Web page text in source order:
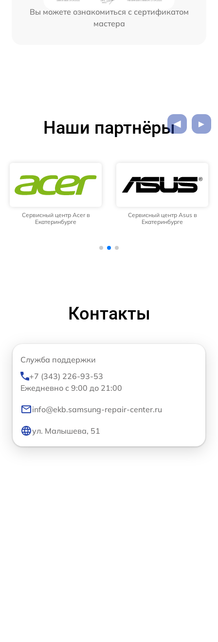
Вы можете ознакомиться с сертификатом
мастера
Наши партнёры
Сервисный центр Acer в
Екатеринбурге
Сервисный центр Asus в
Екатеринбурге
Контакты
Служба поддержки
+7 (343) 226-93-53
Ежедневно с 9:00 до 21:00
info@ekb.samsung-repair-center.ru
ул. Малышева, 51